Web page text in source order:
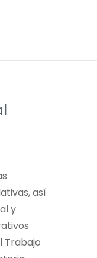
así
y
Trabajo